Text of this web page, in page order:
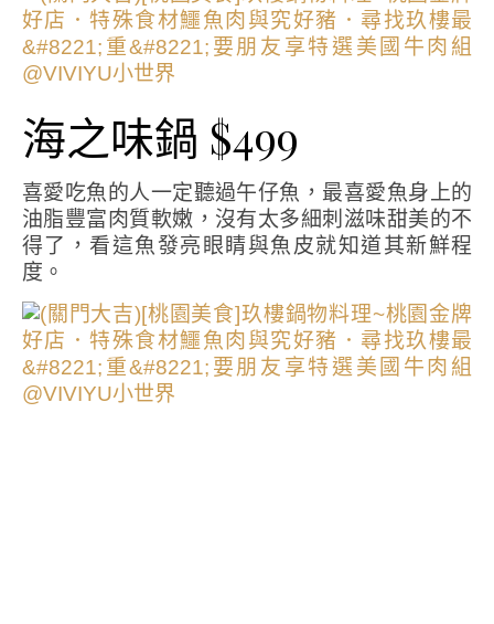
海之味鍋 $499
喜愛吃魚的人一定聽過午仔魚，最喜愛魚身上的
油脂豐富肉質軟嫩，沒有太多細刺滋味甜美的不
得了，看這魚發亮眼睛與魚皮就知道其新鮮程
度。